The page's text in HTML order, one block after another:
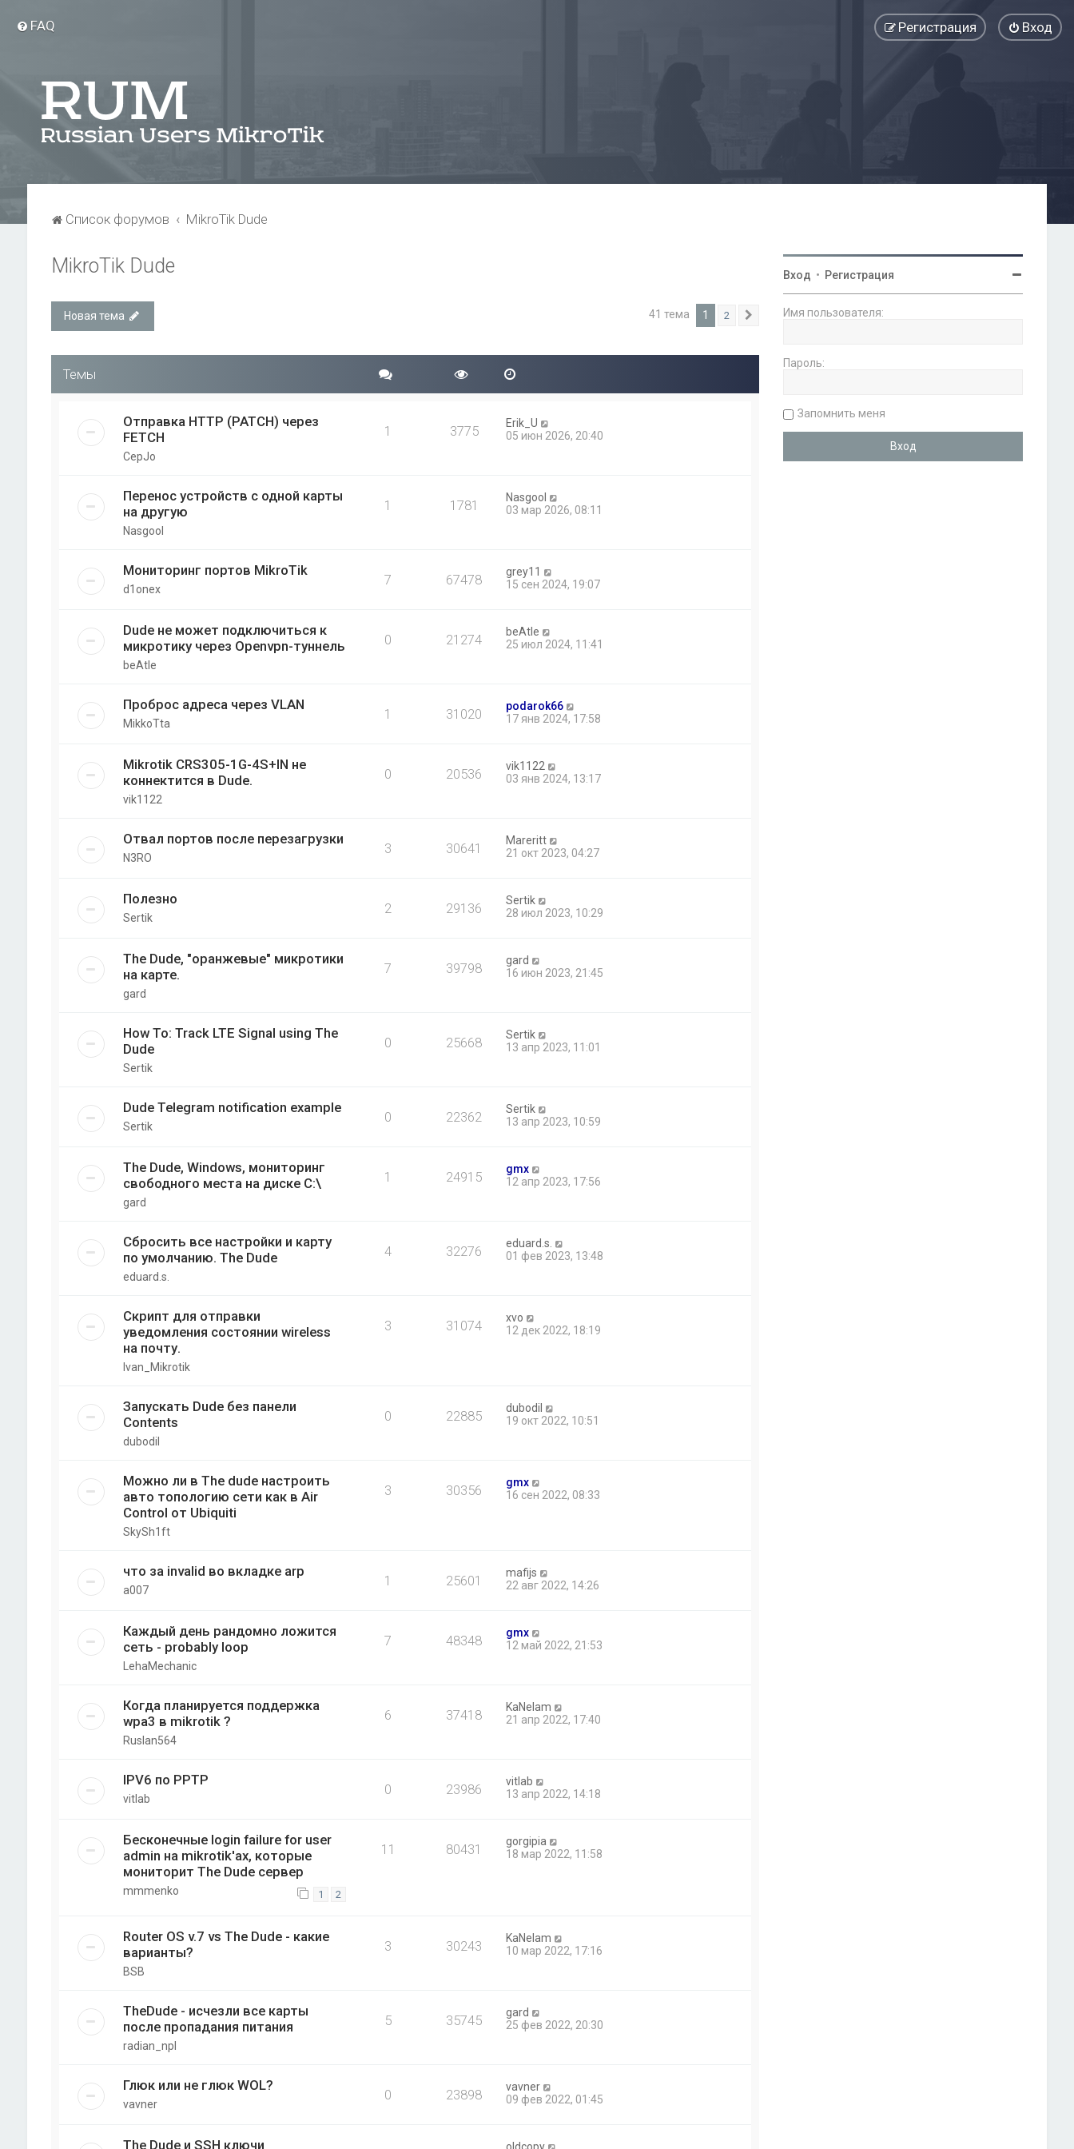
FAQ Вход
Регистрация
Список форумов MikroTik Dude
MikroTik Dude
Новая тема 41 тема 1 2 След.
Темы
Отправка HTTP (PATCH) через
FETCH
CepJo
1 3775
Erik_U
05 июн 2026, 20:40
Перенос устройств с одной карты
на другую
Nasgool
1 1781
Nasgool
03 мар 2026, 08:11
Мониторинг портов MikroTik
d1onex
7 67478
grey11
15 сен 2024, 19:07
Dude не может подключиться к
микротику через Openvpn-туннель
beAtle
0 21274
beAtle
25 июл 2024, 11:41
Проброс адреса через VLAN
MikkoTta
1 31020
podarok66
17 янв 2024, 17:58
Mikrotik CRS305-1G-4S+IN не
коннектится в Dude.
vik1122
0 20536
vik1122
03 янв 2024, 13:17
Отвал портов после перезагрузки
N3RO
3 30641
Mareritt
21 окт 2023, 04:27
Полезно
Sertik
2 29136
Sertik
28 июл 2023, 10:29
The Dude, "оранжевые" микротики
на карте.
gard
7 39798
gard
16 июн 2023, 21:45
How To: Track LTE Signal using The
Dude
Sertik
0 25668
Sertik
13 апр 2023, 11:01
Dude Telegram notification example
Sertik
0 22362
Sertik
13 апр 2023, 10:59
The Dude, Windows, мониторинг
свободного места на диске C:\
gard
1 24915
gmx
12 апр 2023, 17:56
Сбросить все настройки и карту
по умолчанию. The Dude
eduard.s.
4 32276
eduard.s.
01 фев 2023, 13:48
Скрипт для отправки
уведомления состоянии wireless
на почту.
Ivan_Mikrotik
3 31074
xvo
12 дек 2022, 18:19
Запускать Dude без панели
Contents
dubodil
0 22885
dubodil
19 окт 2022, 10:51
Можно ли в The dude настроить
авто топологию сети как в Air
Control от Ubiquiti
SkySh1ft
3 30356
gmx
16 сен 2022, 08:33
что за invalid во вкладке arp
a007
1 25601
mafijs
22 авг 2022, 14:26
Каждый день рандомно ложится
сеть - probably loop
LehaMechanic
7 48348
gmx
12 май 2022, 21:53
Когда планируется поддержка
wpa3 в mikrotik ?
Ruslan564
6 37418
KaNelam
21 апр 2022, 17:40
IPV6 по PPTP
vitlab
0 23986
vitlab
13 апр 2022, 14:18
Бесконечные login failure for user
admin на mikrotik'ах, которые
мониторит The Dude сервер
mmmenko 1 2
11 80431
gorgipia
18 мар 2022, 11:58
Router OS v.7 vs The Dude - какие
варианты?
BSB
3 30243
KaNelam
10 мар 2022, 17:16
TheDude - исчезли все карты
после пропадания питания
radian_npl
5 35745
gard
25 фев 2022, 20:30
Глюк или не глюк WOL?
vavner
0 23898
vavner
09 фев 2022, 01:45
The Dude и SSH ключи
Вход • Регистрация
Имя пользователя:
Пароль:
Запомнить меня